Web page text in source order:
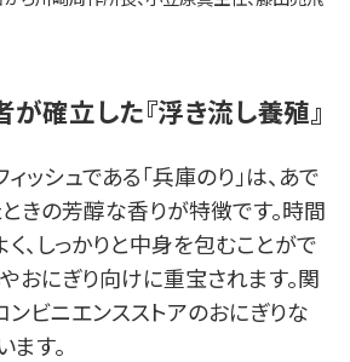
確立した『浮き流し養殖』
ッシュである「兵庫のり」は、あで
きの芳醇な香りが特徴です。時間
、しっかりと中身を包むことがで
おにぎり向けに重宝されます。関
ビニエンスストアのおにぎりな
す。